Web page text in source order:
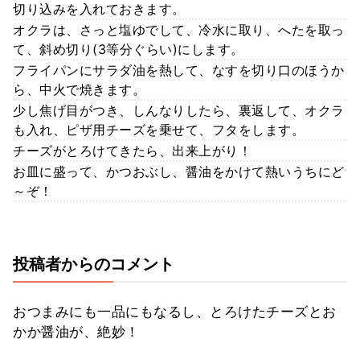
切り込みを入れておきます。
オクラは、さっと塩ゆでして、冷水に取り、へたを取っ
て、斜め切り(3等分ぐらい)にします。
フライパンにサラダ油を熱して、なすを切り口のほうか
ら、中火で焼きます。
少し焦げ目がつき、しんなりしたら、裏返して、オクラ
も入れ、ピザ用チーズを乗せて、フタをします。
チーズがとろけてきたら、出来上がり！
お皿に盛って、かつおぶし、醤油をかけて熱いうちにど
～ぞ！
投稿者からのコメント
おつまみにも一品にもなるし、とろけたチーズとお
かか醤油が、絶妙！